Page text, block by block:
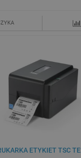
ETYKIET TSC